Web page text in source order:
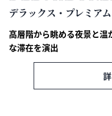
デラックス・プレミアム
高層階から眺める夜景と温
な滞在を演出